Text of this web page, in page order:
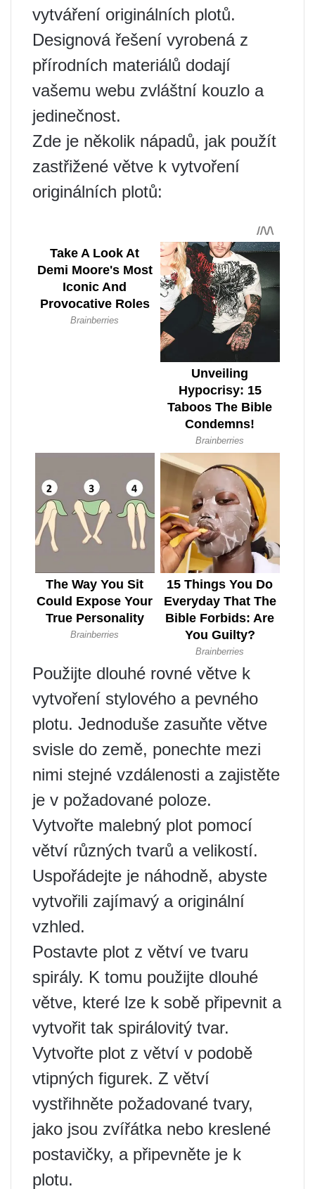
vytváření originálních plotů.
Designová řešení vyrobená z
přírodních materiálů dodají
vašemu webu zvláštní kouzlo a
jedinečnost.
Zde je několik nápadů, jak použít
zastřižené větve k vytvoření
originálních plotů:
Použijte dlouhé rovné větve k
vytvoření stylového a pevného
plotu. Jednoduše zasuňte větve
svisle do země, ponechte mezi
nimi stejné vzdálenosti a zajistěte
je v požadované poloze.
Vytvořte malebný plot pomocí
větví různých tvarů a velikostí.
Uspořádejte je náhodně, abyste
vytvořili zajímavý a originální
vzhled.
Postavte plot z větví ve tvaru
spirály. K tomu použijte dlouhé
větve, které lze k sobě připevnit a
vytvořit tak spirálovitý tvar.
Vytvořte plot z větví v podobě
vtipných figurek. Z větví
vystřihněte požadované tvary,
jako jsou zvířátka nebo kreslené
postavičky, a připevněte je k
plotu.